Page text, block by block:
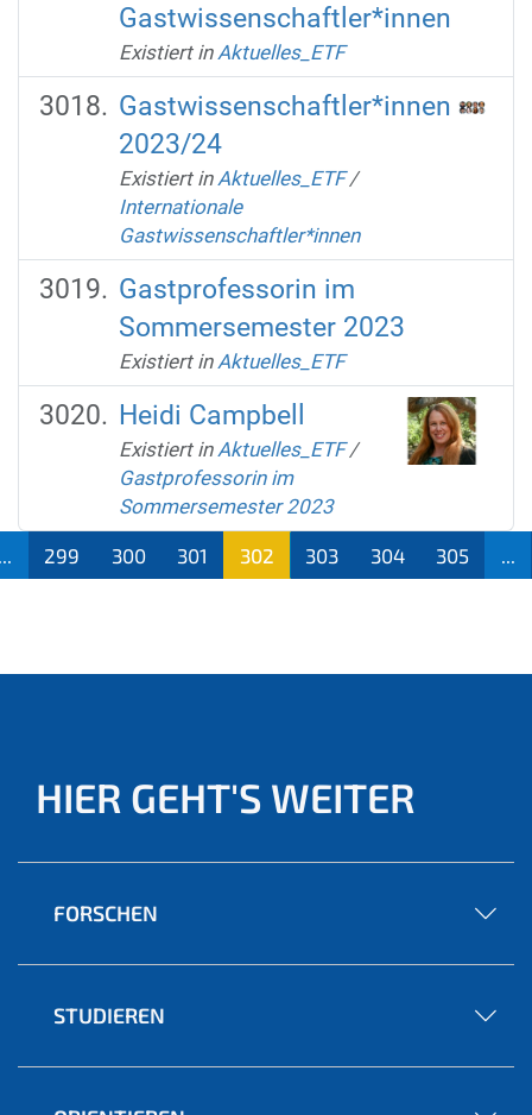
Gastwissenschaftler*innen
Existiert in Aktuelles_ETF
Gastwissenschaftler*innen
2023/24
Existiert in Aktuelles_ETF /
Internationale
Gastwissenschaftler*innen
Gastprofessorin im
Sommersemester 2023
Existiert in Aktuelles_ETF
Heidi Campbell
Existiert in Aktuelles_ETF /
Gastprofessorin im
Sommersemester 2023
299 300 301
302
303 304 305
HIER GEHT'S WEITER
FORSCHEN
STUDIEREN